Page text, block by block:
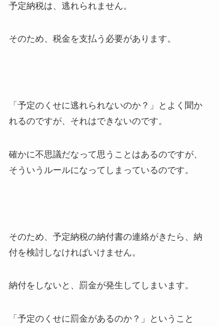
予定納税は、逃れられません。
そのため、税金を支払う必要があります。
「予定のくせに逃れられないのか？」とよく聞か
れるのですが、それはできないのです。
確かに不思議だなって思うことはあるのですが、
そういうルールになってしまっているのです。
そのため、予定納税の納付書の連絡がきたら、納
付を検討しなければいけません。
納付をしないと、罰金が発生してしまいます。
「予定のくせに罰金があるのか？」ということ